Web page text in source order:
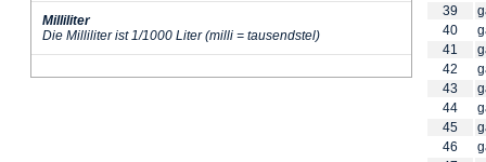
Milliliter
Die Milliliter ist 1/1000 Liter (milli = tausendstel)
39
40
41
42
43
44
45
46